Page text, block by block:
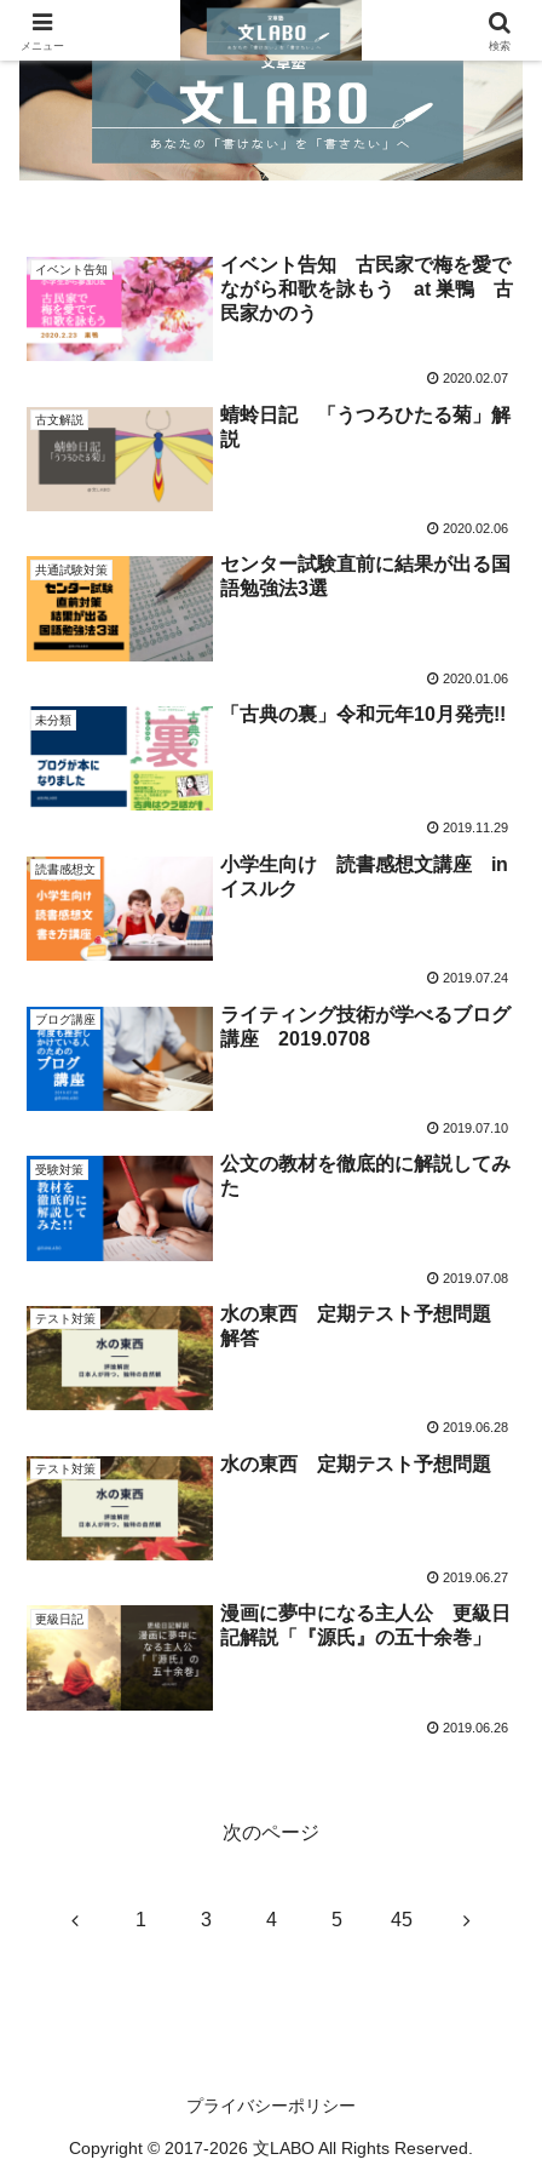
イベント告知
イベント告知 古民家で梅を愛で
ながら和歌を詠もう at 巣鴨 古
民家かのう
2020.02.07
古文解説
蜻蛉日記 「うつろひたる菊」解
説
2020.02.06
共通試験対策
センター試験直前に結果が出る国
語勉強法3選
2020.01.06
未分類 「古典の裏」令和元年10月発売!!
2019.11.29
読書感想文
小学生向け 読書感想文講座 in
イスルク
2019.07.24
ブログ講座
ライティング技術が学べるブログ
講座 2019.0708
2019.07.10
受験対策
公文の教材を徹底的に解説してみ
た
2019.07.08
テスト対策
水の東西 定期テスト予想問題
解答
2019.06.28
テスト対策 水の東西 定期テスト予想問題
2019.06.27
更級日記
漫画に夢中になる主人公 更級日
記解説「『源氏』の五十余巻」
2019.06.26
次のページ
前 1 3 4 5 45 次
プライバシーポリシー
Copyright © 2017-2026 文LABO All Rights Reserved.
メニュー 検索